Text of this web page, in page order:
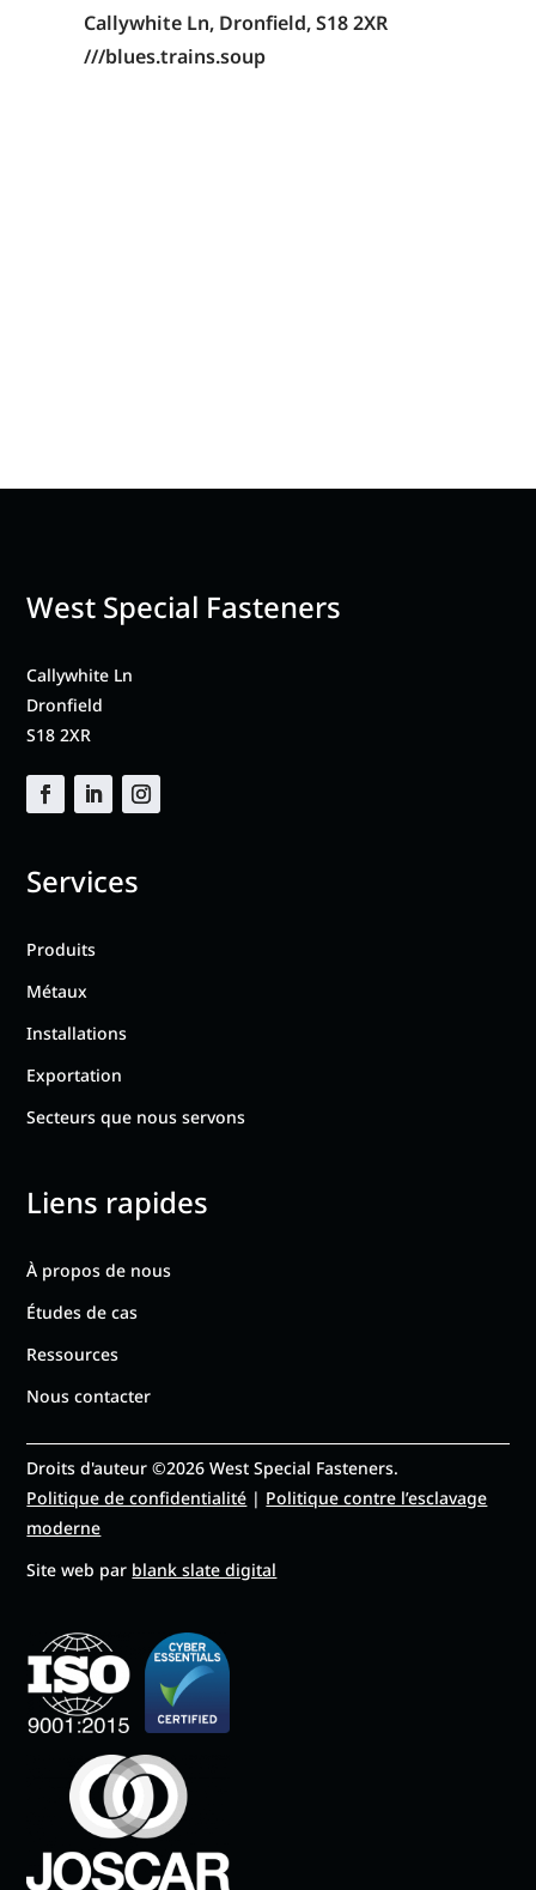
Callywhite Ln, Dronfield, S18 2XR
///blues.trains.soup
West Special Fasteners
Callywhite Ln
Dronfield
S18 2XR
Services
Produits
Métaux
Installations
Exportation
Secteurs que nous servons
Liens rapides
À propos de nous
Études de cas
Ressources
Nous contacter
Droits d'auteur ©2026 West Special Fasteners.
Politique de confidentialité | Politique contre l’esclavage
moderne
Site web par blank slate digital